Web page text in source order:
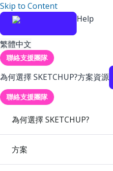
Skip to Content
Help
繁體中文
聯絡支援團隊
為何選擇 SKETCHUP?方案資源
聯絡支援團隊
為何選擇 SKETCHUP?
方案